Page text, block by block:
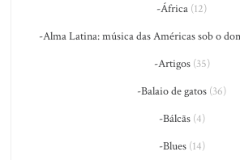
-África (12)
-Alma Latina: música das Américas sob o
-Artigos(35)
-Balaio de gatos (36)
-Bálcãs(4)
-Blues(14)